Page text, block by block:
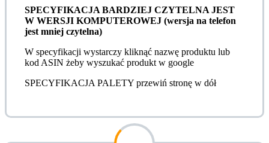
SPECYFIKACJA BARDZIEJ CZYTELNA JEST
W WERSJI KOMPUTEROWEJ (wersja na telefon
jest mniej czytelna)
W specyfikacji wystarczy kliknąć nazwę produktu lub
kod ASIN żeby wyszukać produkt w google
SPECYFIKACJA PALETY przewiń stronę w dół